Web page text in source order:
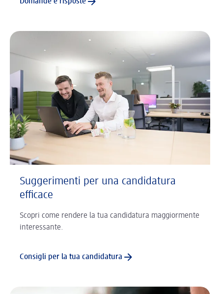
Suggerimenti per una candidatura
efficace
Scopri come rendere la tua candidatura maggiormente
interessante.
Consigli per la tua candidatura